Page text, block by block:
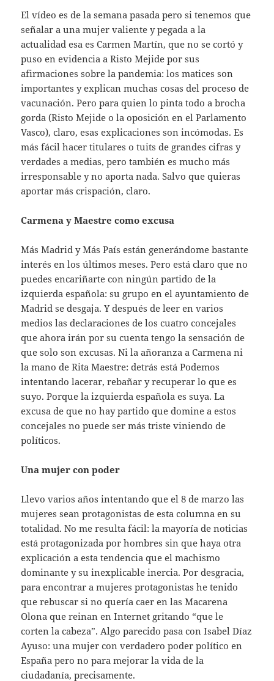
El vídeo es de la semana pasada pero si tenemos que
señalar a una mujer valiente y pegada a la
actualidad esa es Carmen Martín, que no se cortó y
puso en evidencia a Risto Mejide por sus
afirmaciones sobre la pandemia: los matices son
importantes y explican muchas cosas del proceso de
vacunación. Pero para quien lo pinta todo a brocha
gorda (Risto Mejide o la oposición en el Parlamento
Vasco), claro, esas explicaciones son incómodas. Es
más fácil hacer titulares o tuits de grandes cifras y
verdades a medias, pero también es mucho más
irresponsable y no aporta nada. Salvo que quieras
aportar más crispación, claro.
Carmena y Maestre como excusa
Más Madrid y Más País están generándome bastante
interés en los últimos meses. Pero está claro que no
puedes encariñarte con ningún partido de la
izquierda española: su grupo en el ayuntamiento de
Madrid se desgaja. Y después de leer en varios
medios las declaraciones de los cuatro concejales
que ahora irán por su cuenta tengo la sensación de
que solo son excusas. Ni la añoranza a Carmena ni
la mano de Rita Maestre: detrás está Podemos
intentando lacerar, rebañar y recuperar lo que es
suyo. Porque la izquierda española es suya. La
excusa de que no hay partido que domine a estos
concejales no puede ser más triste viniendo de
políticos.
Una mujer con poder
Llevo varios años intentando que el 8 de marzo las
mujeres sean protagonistas de esta columna en su
totalidad. No me resulta fácil: la mayoría de noticias
está protagonizada por hombres sin que haya otra
explicación a esta tendencia que el machismo
dominante y su inexplicable inercia. Por desgracia,
para encontrar a mujeres protagonistas he tenido
que rebuscar si no quería caer en las Macarena
Olona que reinan en Internet gritando “que le
corten la cabeza”. Algo parecido pasa con Isabel Díaz
Ayuso: una mujer con verdadero poder político en
España pero no para mejorar la vida de la
ciudadanía, precisamente.